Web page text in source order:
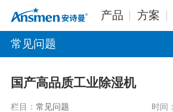
产品 方案
常见问题
国产高品质工业除湿机
栏目： 常见问题 时间